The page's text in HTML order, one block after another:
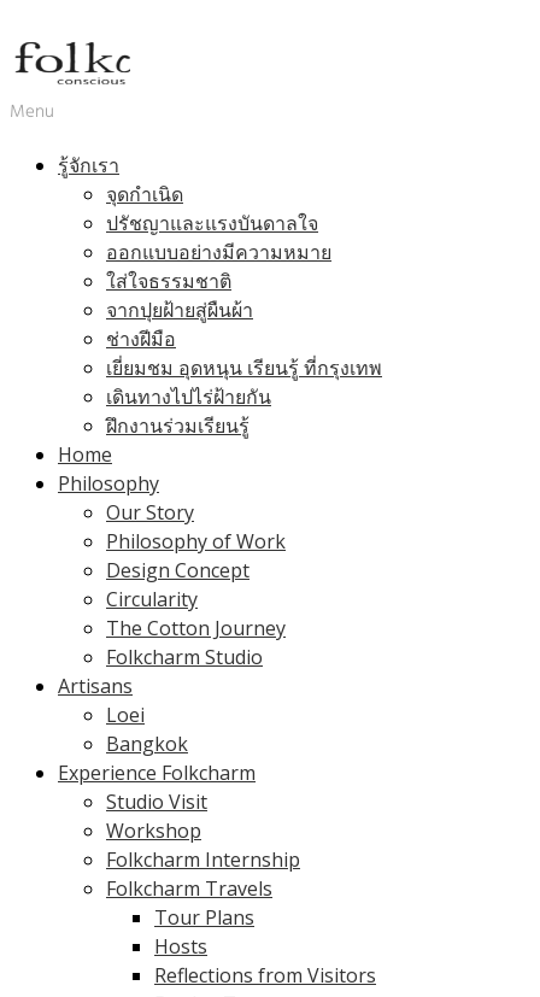
Menu
รู้จักเรา
จุดกำเนิด
ปรัชญาและแรงบันดาลใจ
ออกแบบอย่างมีความหมาย
ใส่ใจธรรมชาติ
จากปุยฝ้ายสู่ผืนผ้า
ช่างฝีมือ
เยี่ยมชม อุดหนุน เรียนรู้ ที่กรุงเทพ
เดินทางไปไร่ฝ้ายกัน
ฝึกงานร่วมเรียนรู้
Home
Philosophy
Our Story
Philosophy of Work
Design Concept
Circularity
The Cotton Journey
Folkcharm Studio
Artisans
Loei
Bangkok
Experience Folkcharm
Studio Visit
Workshop
Folkcharm Internship
Folkcharm Travels
Tour Plans
Hosts
Reflections from Visitors